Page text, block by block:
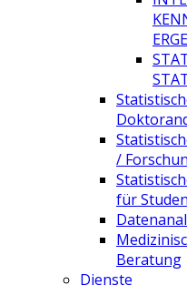
/
für
Beratung
Dienste